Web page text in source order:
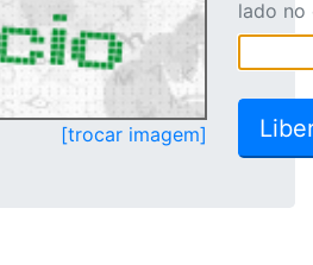
[trocar imagem]
lado no